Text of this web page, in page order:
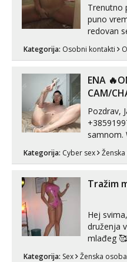
Trenutno
puno
redovan sex
Kategorija: Osobni kontakti
ENA
CAM/
Pozdrav, Javi se porukom na br.
samnom. WhatsApp 👉+385919977166
Telegram
Kategorija: Cyber sex
Tražim
Hej
druženja
mlađeg 🥰 Klikni na link ispod i nadji me
Kategorija: Sex Ženska